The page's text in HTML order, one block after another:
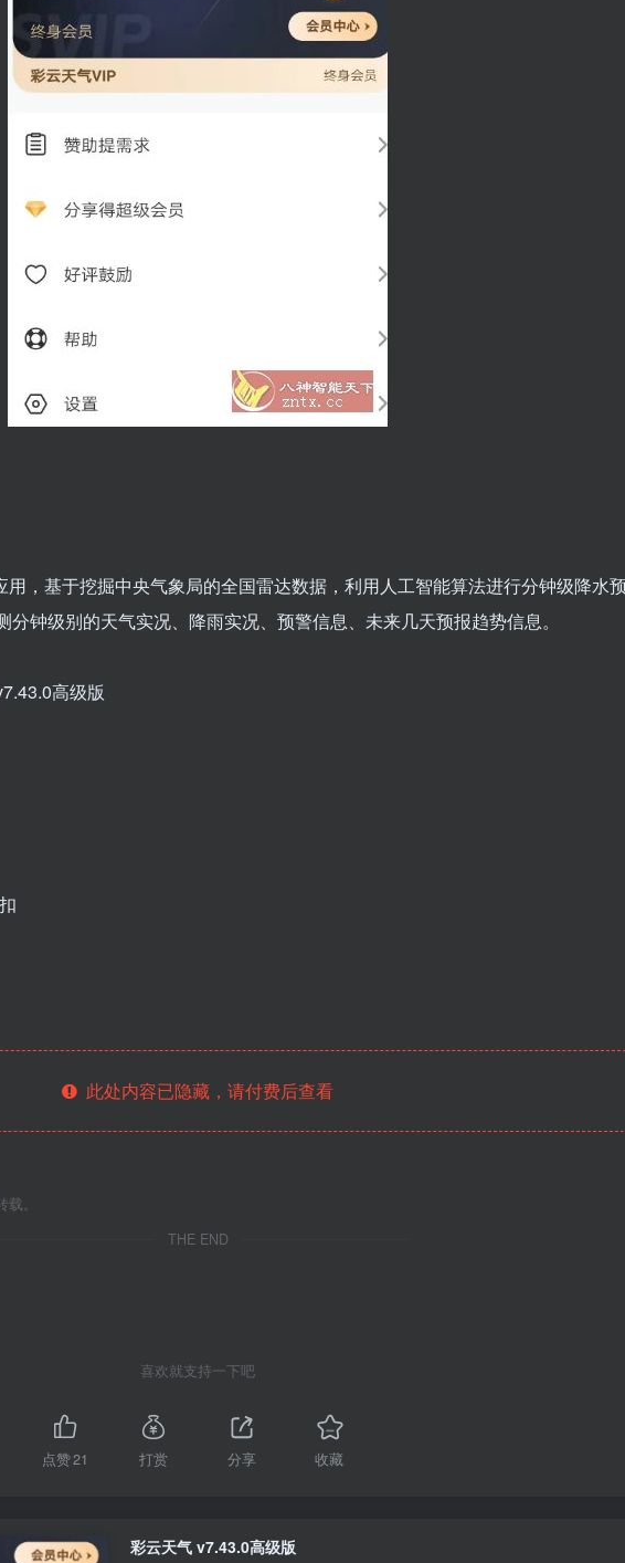
，基于挖掘中央气象局的全国雷达数据，利用人工智能算法进行分钟级降水
钟级别的天气实况、降雨实况、预警信息、未来几天预报趋势信息。
高级版
此处内容已隐藏，请付费后查看
。
THE END
喜欢就支持一下吧
点赞21 打赏 分享 收藏
彩云天气 v7.43.0高级版